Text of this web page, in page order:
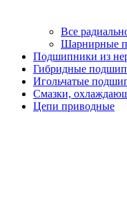
Все
Шарнирные
Подшипники из
Гибридные
Игольчатые
Смазки,
Цепи приводные